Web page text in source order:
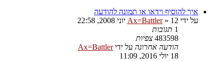
איך להוסיף וידאו או תמונה להודעה
על ידי
Ax=Battler» 12 יוני 2008, 22:58
1 תגובות
483598 צפיות
הודעה אחרונה על ידיAx=Battler
18 יולי 2016, 11:09